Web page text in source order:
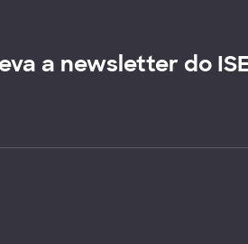
a newsletter do